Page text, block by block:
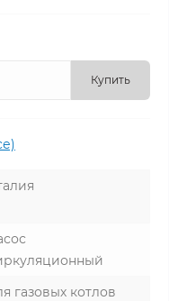
Купить
газовых котлов